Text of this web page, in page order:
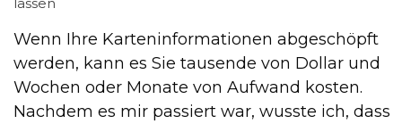
Wenn Ihre Karteninformationen abgeschöpft
werden, kann es Sie tausende von Dollar und
Wochen oder Monate von Aufwand kosten.
Nachdem es mir passiert war, wusste ich, dass